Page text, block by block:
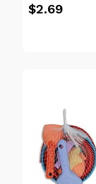
$2.69